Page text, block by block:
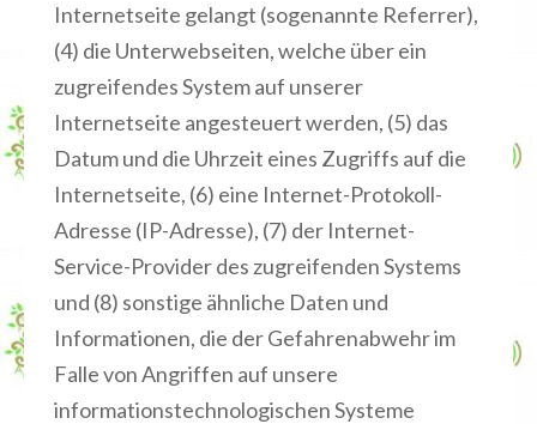
Internetseite gelangt (sogenannte Referrer),
(4) die Unterwebseiten, welche über ein
zugreifendes System auf unserer
Internetseite angesteuert werden, (5) das
Datum und die Uhrzeit eines Zugriffs auf die
Internetseite, (6) eine Internet-Protokoll-
Adresse (IP-Adresse), (7) der Internet-
Service-Provider des zugreifenden Systems
und (8) sonstige ähnliche Daten und
Informationen, die der Gefahrenabwehr im
Falle von Angriffen auf unsere
informationstechnologischen Systeme